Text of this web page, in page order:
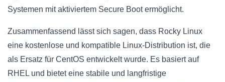
Systemen mit aktiviertem Secure Boot ermöglicht.
Zusammenfassend lässt sich sagen, dass Rocky Linux
eine kostenlose und kompatible Linux-Distribution ist, die
als Ersatz für CentOS entwickelt wurde. Es basiert auf
RHEL und bietet eine stabile und langfristige